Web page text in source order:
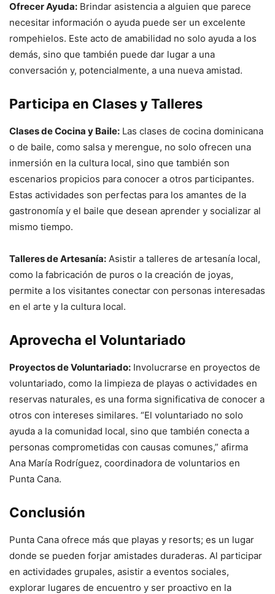
Ofrecer Ayuda: Brindar asistencia a alguien que parece
necesitar información o ayuda puede ser un excelente
rompehielos. Este acto de amabilidad no solo ayuda a los
demás, sino que también puede dar lugar a una
conversación y, potencialmente, a una nueva amistad.
Participa en Clases y Talleres
Clases de Cocina y Baile: Las clases de cocina dominicana
o de baile, como salsa y merengue, no solo ofrecen una
inmersión en la cultura local, sino que también son
escenarios propicios para conocer a otros participantes.
Estas actividades son perfectas para los amantes de la
gastronomía y el baile que desean aprender y socializar al
mismo tiempo.
Talleres de Artesanía: Asistir a talleres de artesanía local,
como la fabricación de puros o la creación de joyas,
permite a los visitantes conectar con personas interesadas
en el arte y la cultura local.
Aprovecha el Voluntariado
Proyectos de Voluntariado: Involucrarse en proyectos de
voluntariado, como la limpieza de playas o actividades en
reservas naturales, es una forma significativa de conocer a
otros con intereses similares. “El voluntariado no solo
ayuda a la comunidad local, sino que también conecta a
personas comprometidas con causas comunes,” afirma
Ana María Rodríguez, coordinadora de voluntarios en
Punta Cana.
Conclusión
Punta Cana ofrece más que playas y resorts; es un lugar
donde se pueden forjar amistades duraderas. Al participar
en actividades grupales, asistir a eventos sociales,
explorar lugares de encuentro y ser proactivo en la